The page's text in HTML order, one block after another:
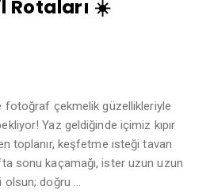
Rotaları ☀️
fotoğraf çekmelik güzellikleriyle
Yaz geldiğinde içimiz kıpır
toplanır, keşfetme isteği tavan
sonu kaçamağı, ister uzun uzun
olsun; doğru …